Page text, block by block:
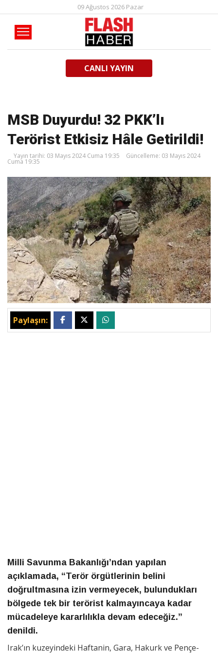
09 Ağustos 2026 Pazar
CANLI YAYIN
MSB Duyurdu! 32 PKK’lı
Terörist Etkisiz Hâle Getirildi!
Yayın tarihi: 03 Mayıs 2024 Cuma 19:35 Güncelleme: 03 Mayıs 2024
Cuma 19:35
Paylaşın:
Milli Savunma Bakanlığı’ndan yapılan
açıklamada, “Terör örgütlerinin belini
doğrultmasına izin vermeyecek, bulundukları
bölgede tek bir terörist kalmayıncaya kadar
mücadeleye kararlılıkla devam edeceğiz.”
denildi.
Irak’ın kuzeyindeki Haftanin, Gara, Hakurk ve Pençe-